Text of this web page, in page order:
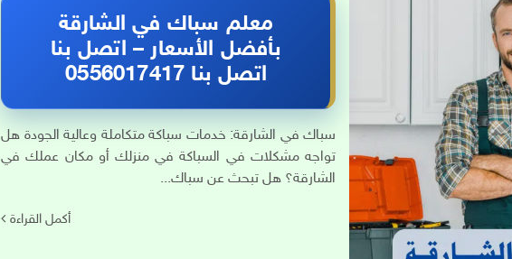
معلم سباك في الشارقة
بأفضل الأسعار – اتصل بنا
اتصل بنا 0556017417
سباك في الشارقة: خدمات سباكة متكاملة وعالية الجودة هل
تواجه مشكلات في السباكة في منزلك أو مكان عملك في
الشارقة؟ هل تبحث عن سباك...
أكمل القراءة